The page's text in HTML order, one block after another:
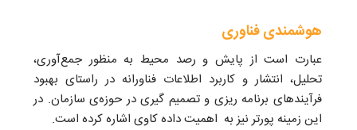
هوشمندی فناوری
عبارت است از پایش و رصد محیط به منظور جمع‌آوری،
تحلیل، انتشار و کاربرد اطلاعات فناورانه در راستای بهبود
فرآیندهای برنامه ریزی و تصمیم گیری در حوزه‌ی سازمان. در
این زمینه پورتر نیز به اهمیت داده کاوی اشاره کرده است.